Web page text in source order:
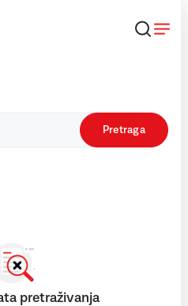
Pretraga
pretraživanja